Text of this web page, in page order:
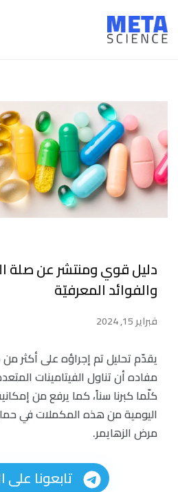
دليل قوي ومنتشر عن صلة
والفوائد المعرفيّة
فبراير 15, 2024
مفاده أن تناول الفيتامينات
كلّما كبرنا سناً، كما يرفع من
اليومية من هذه المكملات في
مرض الزهايمر.
تابعونا على